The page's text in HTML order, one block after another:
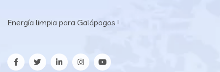
Energía limpia para Galápagos !